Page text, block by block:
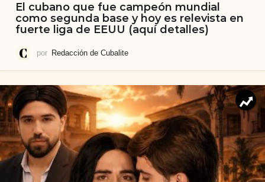
El cubano que fue campeón mundial
como segunda base y hoy es relevista en
fuerte liga de EEUU (aquí detalles)
por Redacción de Cubalite